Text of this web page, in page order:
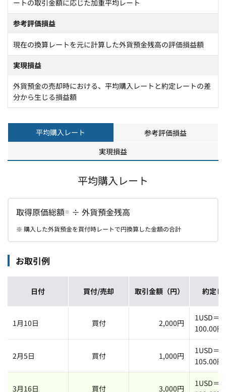
ートの取引金額に応じた加重平均レート
参考評価損益
現在の換算レートを元に計算した外貨預金残高の評価損益額
実現損益
外貨預金の売却時における、平均購入レートと約定レートの差
分から生じる損益額
平均購入レート
参考評価損益
実現損益
平均購入レート
取得原価総額※ ÷ 外貨預金残高
※ 購入した外貨預金を買付時レートで円換算した金額の合計
お取引例
日付 買付/売却 取引金額（円） 約定レ
1月10日 買付 2,000円
1USD＝
100.00円
2月5日 買付 1,000円
1USD＝
105.00円
3月16日 買付 3,000円
1USD＝